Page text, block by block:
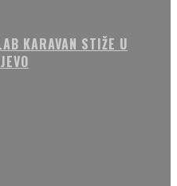
KARAVAN STIŽE U